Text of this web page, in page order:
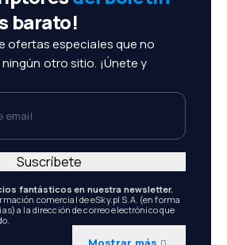
barato!
ofertas especiales que no
otro sitio. ¡Únete y
fantásticos en nuestra newsletter.
comercial de eSky.pl S.A. (en forma
a la dirección de correo electrónico que
Suscríbete